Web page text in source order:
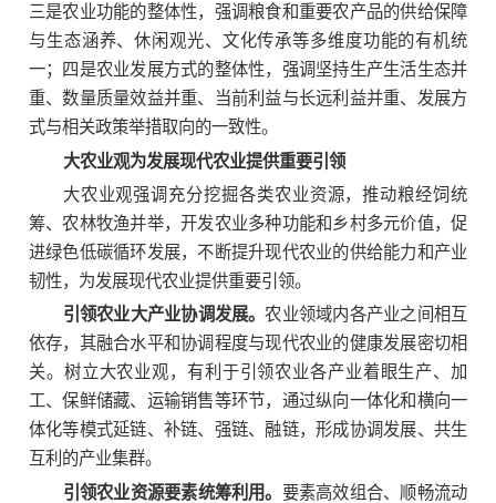
三是农业功能的整体性，强调粮食和重要农产品的供给保障
与生态涵养、休闲观光、文化传承等多维度功能的有机统
一；四是农业发展方式的整体性，强调坚持生产生活生态并
重、数量质量效益并重、当前利益与长远利益并重、发展方
式与相关政策举措取向的一致性。
大农业观为发展现代农业提供重要引领
大农业观强调充分挖掘各类农业资源，推动粮经饲统
筹、农林牧渔并举，开发农业多种功能和乡村多元价值，促
进绿色低碳循环发展，不断提升现代农业的供给能力和产业
韧性，为发展现代农业提供重要引领。
引领农业大产业协调发展。农业领域内各产业之间相互
依存，其融合水平和协调程度与现代农业的健康发展密切相
关。树立大农业观，有利于引领农业各产业着眼生产、加
工、保鲜储藏、运输销售等环节，通过纵向一体化和横向一
体化等模式延链、补链、强链、融链，形成协调发展、共生
互利的产业集群。
引领农业资源要素统筹利用。 要素高效组合、顺畅流动